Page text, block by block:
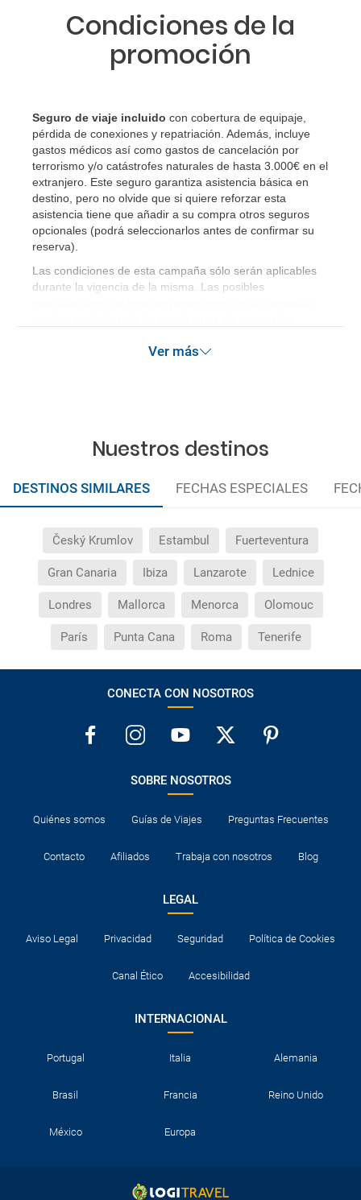
Condiciones de la
promoción
Seguro de viaje incluido con cobertura de equipaje,
pérdida de conexiones y repatriación. Además, incluye
gastos médicos así como gastos de cancelación por
terrorismo y/o catástrofes naturales de hasta 3.000€ en el
extranjero. Este seguro garantiza asistencia básica en
destino, pero no olvide que si quiere reforzar esta
asistencia tiene que añadir a su compra otros seguros
opcionales (podrá seleccionarlos antes de confirmar su
reserva)
Las condiciones de esta campaña sólo serán aplicables
durante la vigencia de la misma. Las posibles
Ver más
Nuestros destinos
DESTINOS SIMILARES FECHAS ESPECIALES
Český Krumlov Estambul Fuerteventura
Gran Canaria Ibiza Lanzarote Lednice
Londres Mallorca Menorca Olomouc
París Punta Cana Roma Tenerife
CONECTA CON NOSOTROS
SOBRE NOSOTROS
Quiénes somos Guías de Viajes Preguntas Frecuentes
Contacto Afiliados Trabaja con nosotros Blog
LEGAL
Aviso Legal Privacidad Seguridad Política de Cookies
Canal Ético Accesibilidad
INTERNACIONAL
Portugal Italia Alemania
Brasil Francia Reino Unido
México Europa